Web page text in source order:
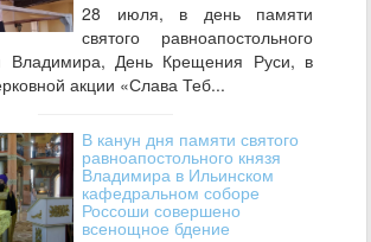
28 июля, в день памяти
святого равноапостольного
Владимира, День Крещения Руси, в
акции «Слава Теб...
В канун дня памяти святого
равноапостольного князя
Владимира в Ильинском
кафедральном соборе
Россоши совершено
всенощное бдение